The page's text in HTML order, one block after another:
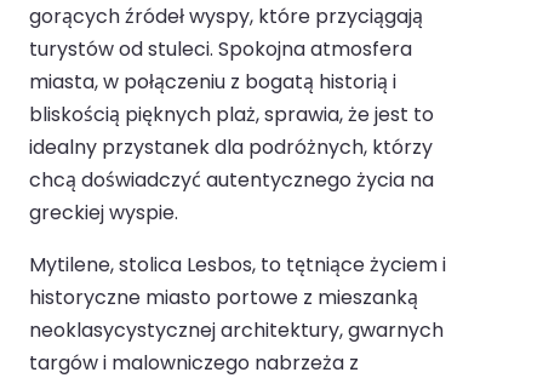
gorących źródeł wyspy, które przyciągają
turystów od stuleci. Spokojna atmosfera
miasta, w połączeniu z bogatą historią i
bliskością pięknych plaż, sprawia, że jest to
idealny przystanek dla podróżnych, którzy
chcą doświadczyć autentycznego życia na
greckiej wyspie.
Mytilene, stolica Lesbos, to tętniące życiem i
historyczne miasto portowe z mieszanką
neoklasycystycznej architektury, gwarnych
targów i malowniczego nabrzeża z